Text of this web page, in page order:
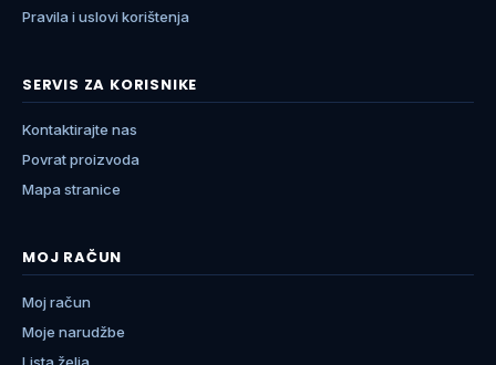
Pravila i uslovi korištenja
SERVIS ZA KORISNIKE
Kontaktirajte nas
Povrat proizvoda
Mapa stranice
MOJ RAČUN
Moj račun
Moje narudžbe
Lista želja